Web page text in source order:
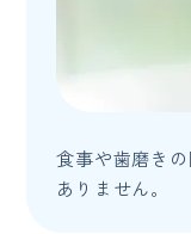
食事や歯磨き
ありません。